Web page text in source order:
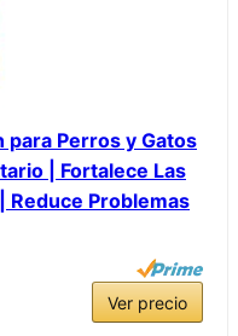
para Perros y Gatos
| Fortalece Las
Reduce Problemas
Ver precio